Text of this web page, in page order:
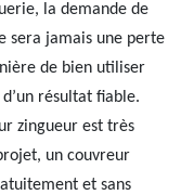
la demande de
sera jamais une perte
de bien utiliser
résultat fiable.
zingueur est très
un couvreur
et sans